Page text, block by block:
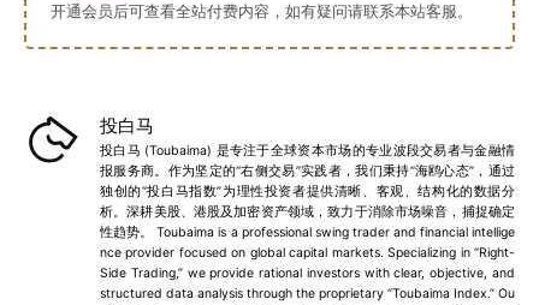
开通会员后可查看全站付费内容，如有疑问请联系本站客服。
投白马
投白马 (Toubaima) 是专注于全球资本市场的专业波段交易者与金融情
报服务商。作为坚定的“右侧交易”实践者，我们秉持“海鸥心态”，通过
独创的“投白马指数”为理性投资者提供清晰、客观、结构化的数据分
析。深耕美股、港股及加密资产领域，致力于消除市场噪音，捕捉确定
性趋势。 Toubaima is a professional swing trader and financial intellige
nce provider focused on global capital markets. Specializing in “Right-
Side Trading,” we provide rational investors with clear, objective, and
structured data analysis through the proprietary “Toubaima Index.” Ou